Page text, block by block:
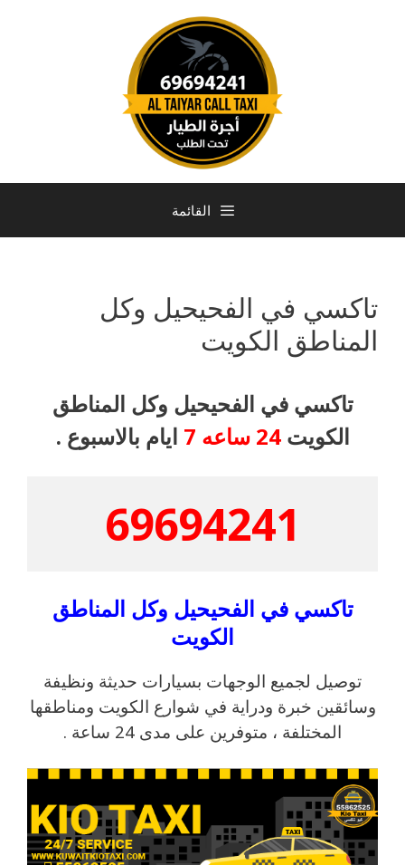
القائمة
تاكسي في الفحيحيل وكل
المناطق الكويت
تاكسي في الفحيحيل وكل المناطق
الكويت24 ساعه 7 ايام بالاسبوع .
69694241
تاكسي في الفحيحيل وكل المناطق
الكويت
توصيل لجميع الوجهات بسيارات حديثة ونظيفة
وسائقين خبرة ودراية في شوارع الكويت ومناطقها
المختلفة ، متوفرين على مدى 24 ساعة .